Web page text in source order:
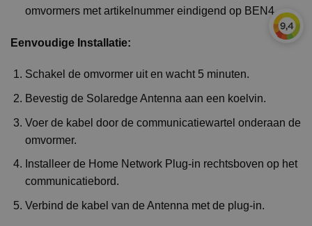
omvormers met artikelnummer eindigend op BEN4.
Eenvoudige Installatie:
Schakel de omvormer uit en wacht 5 minuten.
Bevestig de Solaredge Antenna aan een koelvin.
Voer de kabel door de communicatiewartel onderaan de
omvormer.
Installeer de Home Network Plug-in rechtsboven op het
communicatiebord.
Verbind de kabel van de Antenna met de plug-in.